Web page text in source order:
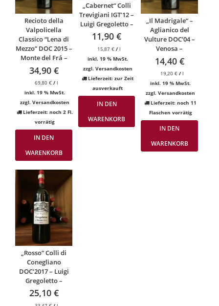
Recioto della
Valpolicella
Classico “Lena di
Mezzo” DOC 2015 –
Monte del Frá –
34,90 €
69,80 €/ l
inkl. 19 % MwSt.
zzgl.Versandkosten
Lieferzeit:noch 2 Fl.
vorrätig
IN DEN
WARENKORB
„Cabernet“ Colli
Trevigiani IGT’12 –
Luigi Gregoletto –
11,90€
15,87€ /l
inkl. 19 % MwSt.
zzgl. Versandkosten
Lieferzeit:zur Zeit
ausverkauft
IN DEN
WARENKORB
„Il Madrigale“ –
Aglianico del
Vulture DOC‘04 –
Venosa –
14,40 €
19,20 €/ l
inkl. 19 % MwSt.
zzgl.Versandkosten
Lieferzeit:noch 11
Flaschen vorrätig
IN DEN
WARENKORB
„Rosso“ Colli di
Conegliano
DOC‘2017 – Luigi
Gregoletto –
25,10 €